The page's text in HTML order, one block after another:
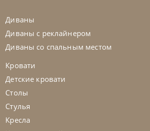
Диваны
Диваны с реклайнером
Диваны со спальным местом
Кровати
Детские кровати
Столы
Стулья
Кресла